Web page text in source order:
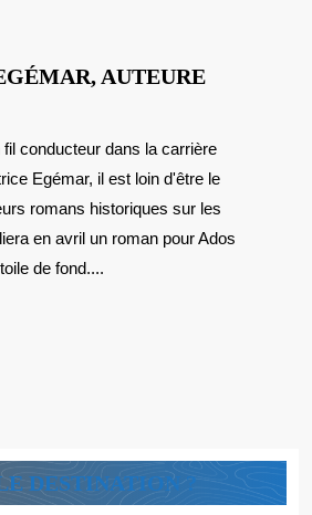
AUTEURE
Egémar, il est loin d'être le
romans historiques sur les
en avril un roman pour Ados
de fond....
DESTINATION ?